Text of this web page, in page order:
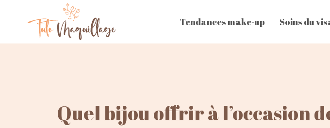
Tendances make-up Soins du
Quel bijou offrir à l’occasion